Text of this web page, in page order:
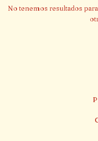
No tenemos resultados